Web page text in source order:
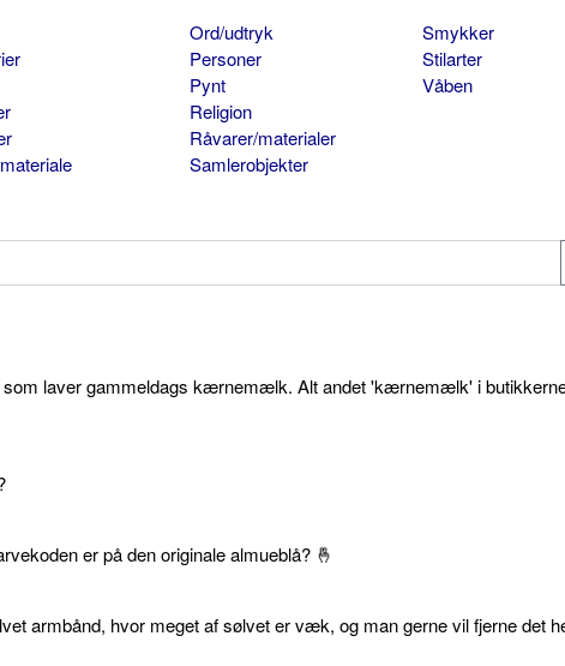
Ord/udtryk
Personer
Pynt
Religion
Råvarer/materialer
Samlerobjekter
Smykker
Stilarter
Våben
som laver gammeldags kærnemælk. Alt andet 'kærnemælk' i
er på den originale almueblå? 🤞
armbånd, hvor meget af sølvet er væk, og man gerne vil fjerne det